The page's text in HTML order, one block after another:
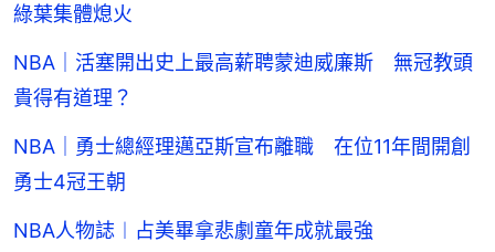
綠葉集體熄火
NBA｜活塞開出史上最高薪聘蒙迪威廉斯 無冠教頭
貴得有道理？
NBA｜勇士總經理邁亞斯宣布離職 在位11年間開創
勇士4冠王朝
NBA人物誌︱占美畢拿悲劇童年成就最強